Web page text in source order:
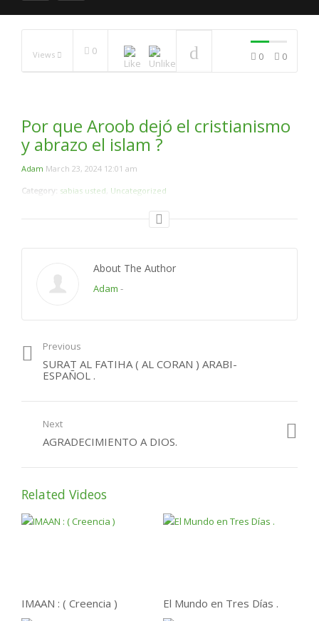
El miedo de Aceptar el
Views 0 0 0
Por que Aroob dejó el cristianismo
y abrazo el islam ?
Adam March 23, 2024 12:01 am
Category: sabias usted Uncategorized
About The Author
Adam -
Previous
SURAT AL FATIHA ( AL CORAN ) ARABI-
ESPAÑOL .
Next
AGRADECIMIENTO A DIOS.
Related Videos
IMAAN : ( Creencia ) El Mundo en Tres Días .